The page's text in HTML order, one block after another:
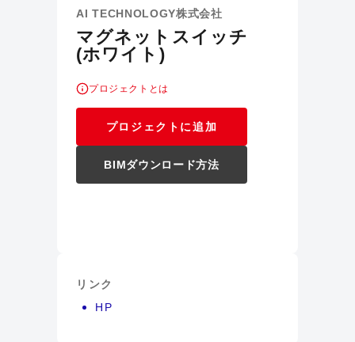
AI TECHNOLOGY株式会社
マグネットスイッチ
(ホワイト)
プロジェクトとは
プロジェクトに追加
BIMダウンロード方法
リンク
HP